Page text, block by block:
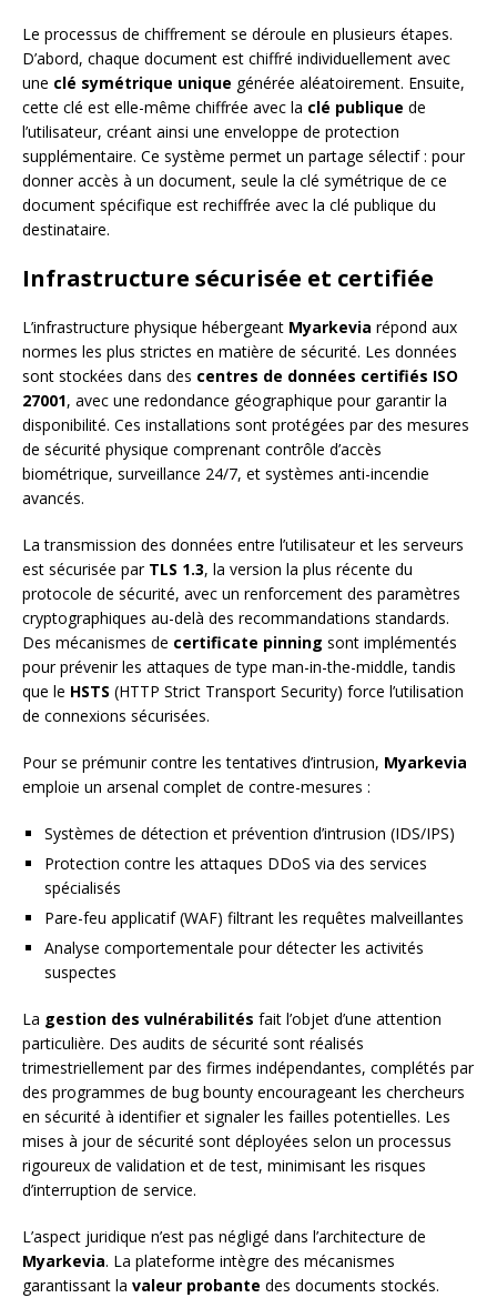
Le processus de chiffrement se déroule en plusieurs étapes.
D’abord, chaque document est chiffré individuellement avec
une clé symétrique unique générée aléatoirement. Ensuite,
cette clé est elle-même chiffrée avec la clé publique de
l’utilisateur, créant ainsi une enveloppe de protection
supplémentaire. Ce système permet un partage sélectif : pour
donner accès à un document, seule la clé symétrique de ce
document spécifique est rechiffrée avec la clé publique du
destinataire.
Infrastructure sécurisée et certifiée
L’infrastructure physique hébergeant Myarkevia répond aux
normes les plus strictes en matière de sécurité. Les données
sont stockées dans des centres de données certifiés ISO
27001, avec une redondance géographique pour garantir la
disponibilité. Ces installations sont protégées par des mesures
de sécurité physique comprenant contrôle d’accès
biométrique, surveillance 24/7, et systèmes anti-incendie
avancés.
La transmission des données entre l’utilisateur et les serveurs
est sécurisée par TLS 1.3, la version la plus récente du
protocole de sécurité, avec un renforcement des paramètres
cryptographiques au-delà des recommandations standards.
Des mécanismes de certificate pinning sont implémentés
pour prévenir les attaques de type man-in-the-middle, tandis
que le HSTS (HTTP Strict Transport Security) force l’utilisation
de connexions sécurisées.
Pour se prémunir contre les tentatives d’intrusion, Myarkevia
emploie un arsenal complet de contre-mesures :
Systèmes de détection et prévention d’intrusion (IDS/IPS)
Protection contre les attaques DDoS via des services
spécialisés
Pare-feu applicatif (WAF) filtrant les requêtes malveillantes
Analyse comportementale pour détecter les activités
suspectes
La gestion des vulnérabilités fait l’objet d’une attention
particulière. Des audits de sécurité sont réalisés
trimestriellement par des firmes indépendantes, complétés par
des programmes de bug bounty encourageant les chercheurs
en sécurité à identifier et signaler les failles potentielles. Les
mises à jour de sécurité sont déployées selon un processus
rigoureux de validation et de test, minimisant les risques
d’interruption de service.
L’aspect juridique n’est pas négligé dans l’architecture de
Myarkevia. La plateforme intègre des mécanismes
garantissant la valeur probante des documents stockés.